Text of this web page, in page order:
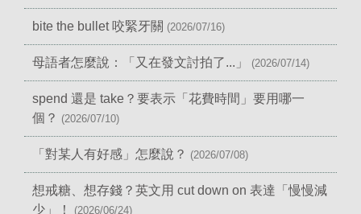
bite the bullet 咬緊牙關 (2026/07/16)
母語者怎麼說：「又在發文討拍了...」 (2026/07/14)
spend 還是 take？要表示「花費時間」要用哪一
個？ (2026/07/10)
「對某人有好感」怎麼說？ (2026/07/08)
想戒糖、想存錢？英文用 cut down on 表達「慢慢減
少」！
(2026/06/24)